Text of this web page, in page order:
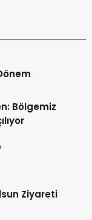
Bölgemiz
Ziyareti